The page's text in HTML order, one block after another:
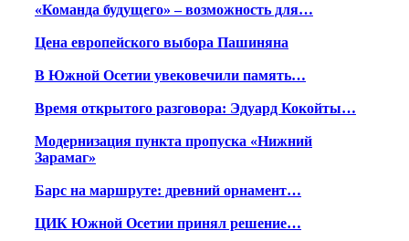
«Команда будущего» – возможность для…
Цена европейского выбора Пашиняна
В Южной Осетии увековечили память…
Время открытого разговора: Эдуард Кокойты…
Модернизация пункта пропуска «Нижний
Зарамаг»
Барс на маршруте: древний орнамент…
ЦИК Южной Осетии принял решение…